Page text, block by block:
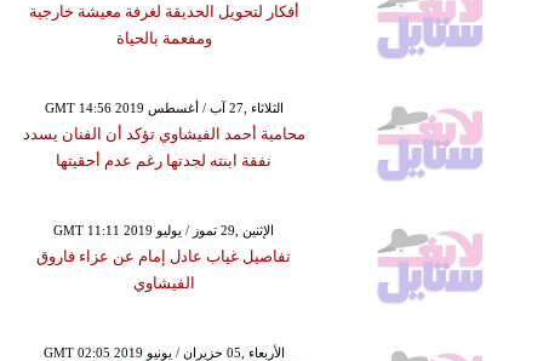
أفكار لتحويل الحديقة لغرفة معيشة خارجية
ومفعمة بالحياة
GMT 14:56 2019 الثلاثاء ,27 آب / أغسطس
محامية أحمد الفيشاوي تؤكد أن الفنان يسدد
نفقة ابنته لجدتها رغم عدم أحقيتها
GMT 11:11 2019 الإثنين ,29 تموز / يوليو
تفاصيل غياب عادل إمام عن عزاء فاروق
الفيشاوي
GMT 02:05 2019 الأربعاء ,05 حزيران / يونيو